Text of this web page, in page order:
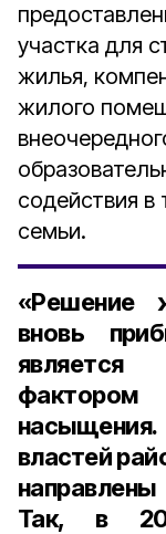
участка для
жилья,
жилого
содействия в
семьи.
«Решение
вновь
властей
Так, в